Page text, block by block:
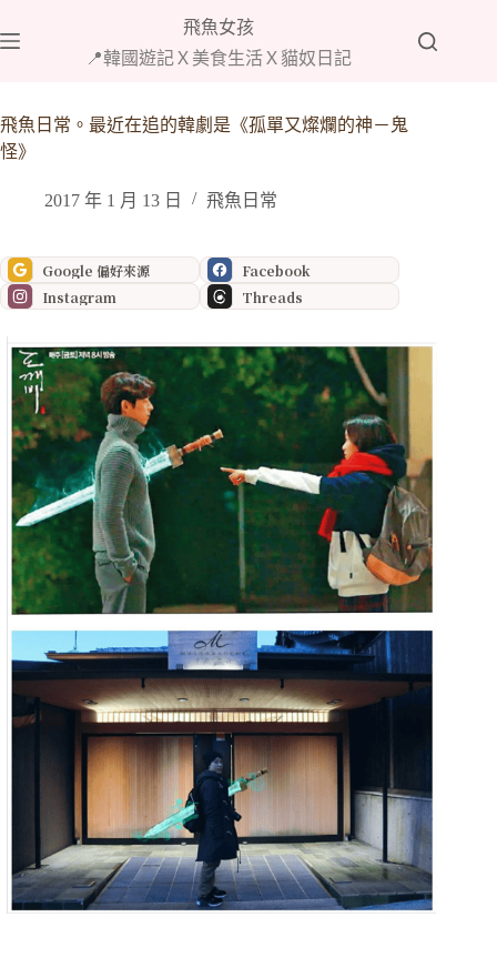
至
內
容
飛魚女孩
📍韓國遊記Ｘ美食生活Ｘ貓奴日記
飛魚日常。最近在追的韓劇是《孤單又燦爛的神－鬼
怪》
2017 年 1 月 13 日 飛魚日常
Google 偏好來源
Facebook
Instagram
Threads